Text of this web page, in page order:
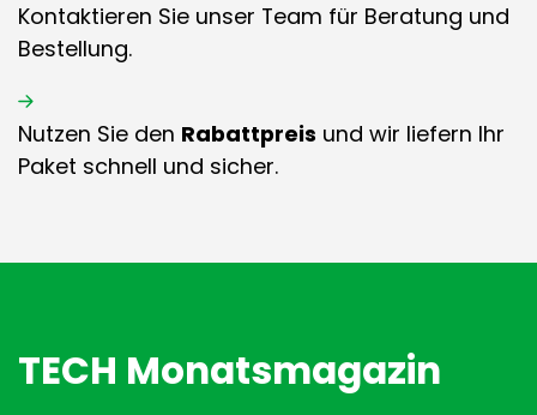
Kontaktieren Sie unser Team für Beratung und
Bestellung.
Nutzen Sie den Rabattpreis und wir liefern Ihr
Paket schnell und sicher.
TECH Monatsmagazin